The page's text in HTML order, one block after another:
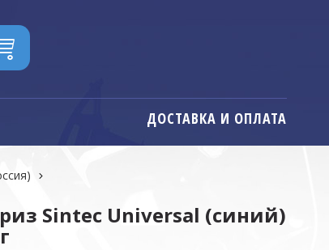
ДОСТАВКА И ОПЛАТА
Sintec Universal (синий)